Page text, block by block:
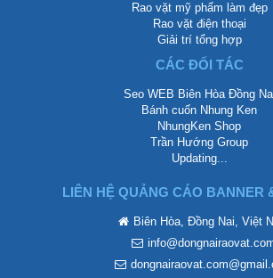
Rao vặt mỹ phẩm làm đẹp
Rao vặt điện thoại
Giải trí tổng hợp
CÁC ĐỐI TÁC
Seo WEB Biên Hòa Đồng
Bánh cuốn Nhung Ken
NhungKen Shop
Trần Hướng Group
Updating...
LIÊN HỆ QUẢNG CÁO BANNER
Biên Hòa, Đồng Nai, Việt